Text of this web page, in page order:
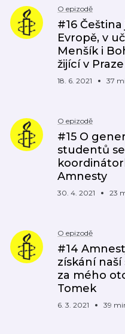
O epizodě
#16
Evropě, v
Menšík i
žijící v Praze
18. 6. 2021 37
O epizodě
#15 O
studentů
Amnesty
30. 4. 2021 23
O epizodě
#14
získání naší
za mého
Tomek
6. 3. 2021 39